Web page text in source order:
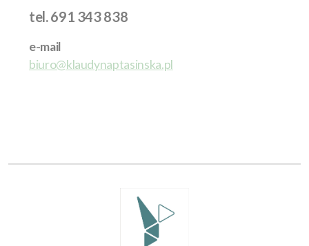
tel. 691 343 838
e-mail
biuro@klaudynaptasinska.pl